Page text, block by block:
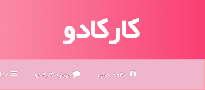
کارکادو
صفحه اصلی درباره كاركادو